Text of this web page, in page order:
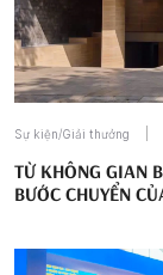
Sự kiện/Giải thưởng
TỪ KHÔNG GIAN
BƯỚC CHUYỂN